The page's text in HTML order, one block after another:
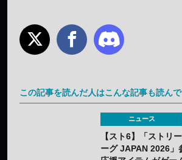
この記事を読んだ人はこんな記事も読ん
ニュース
【スト6】「ストリ
ーグ JAPAN 2026」